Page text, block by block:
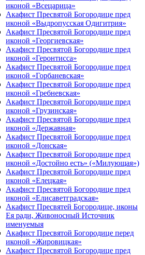
иконой «Всецарица»
Акафист Пресвятой Богородице пред
иконой «Выдропусская Одигитрия»
Акафист Пресвятой Богородице пред
иконой «Георгиевская»
Акафист Пресвятой Богородице пред
иконой «Геронтисса»
Акафист Пресвятой Богородице пред
иконой «Горбаневская»
Акафист Пресвятой Богородице пред
иконой «Гребневская»
Акафист Пресвятой Богородице пред
иконой «Грузинская»
Акафист Пресвятой Богородице пред
иконой «Державная»
Акафист Пресвятой Богородице пред
иконой «Донская»
Акафист Пресвятой Богородице пред
иконой «Достойно есть» («Милующая»)
Акафист Пресвятой Богородице пред
иконой «Елецкая»
Акафист Пресвятой Богородице пред
иконой «Елисаветградская»
Акафист Пресвятей Богородице, иконы
Ея ради, Живоносный Источник
именуемыя
Акафист Пресвятой Богородице перед
иконой «Жировицкая»
Акафист Пресвятой Богородице пред